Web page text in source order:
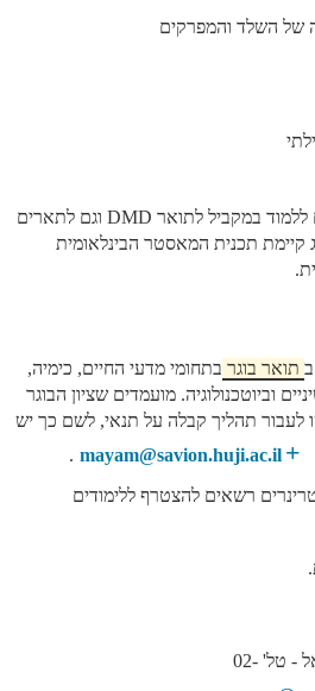
של השלד והמפרקים
ללמוד במקביל לתואר DMD וגם לתארים
קיימת תכנית המאסטר הבינלאומית
.
תואר בוגר בתחומי מדעי החיים, כימיה,
וביוטכנולוגיה. מועמדים שציון הבוגר
מ- 82 יידרשו לעבור תהליך קבלה על תנאי, לשם כך יש
mayam@savion.huji.ac.il
.
רשאים להצטרף ללימודים
גב' מאיה שמואל - טל' 02-